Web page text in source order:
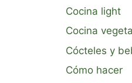
Cocina light
Cocina
Cócteles y
Cómo hacer